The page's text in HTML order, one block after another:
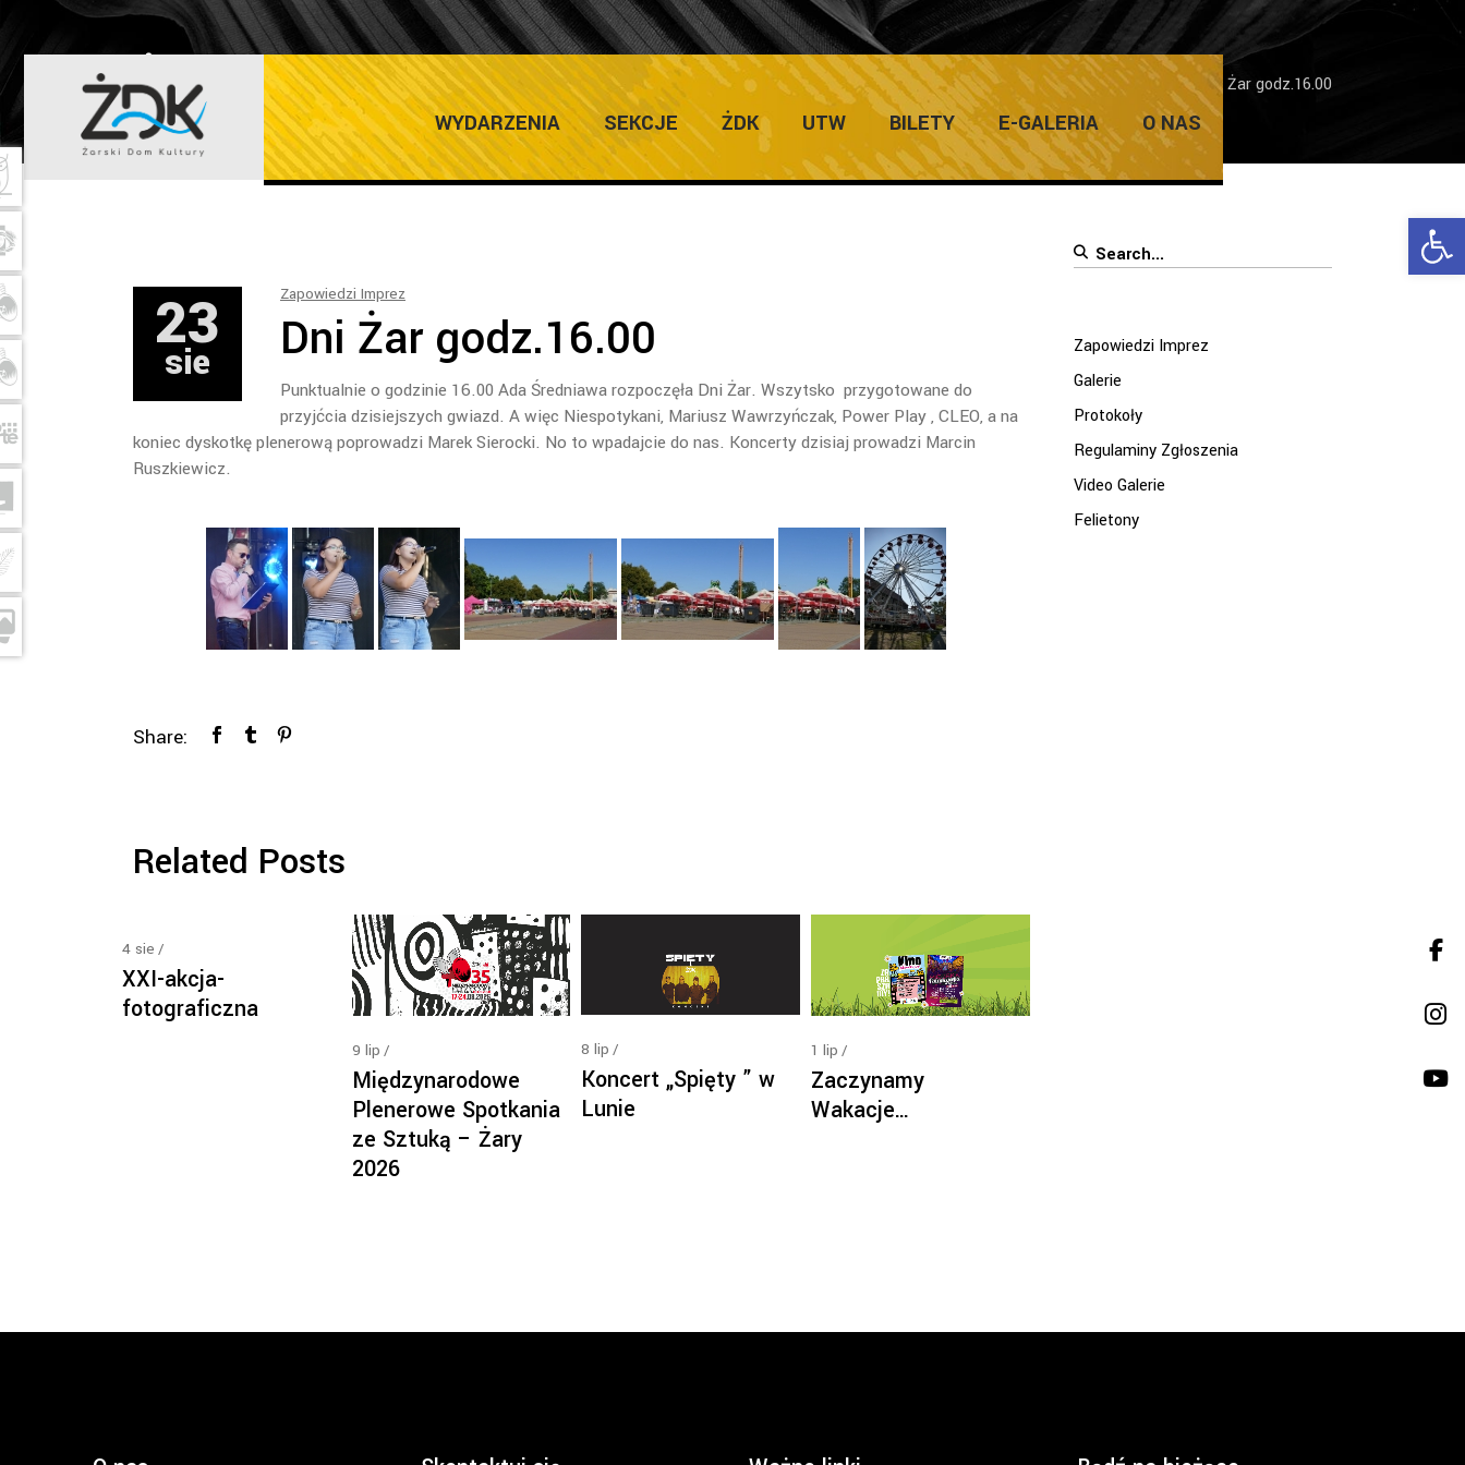
WYDARZENIA SEKCJE ŻDK UTW BILETY E-GALERIA O NAS
ŻARSKI DOM KULTURY Home / Zapowiedzi Imprez / Dni Żar godz.16.00
23
sie
Zapowiedzi Imprez
Dni Żar godz.16.00
Punktualnie o godzinie 16.00 Ada Średniawa rozpoczęła Dni Żar. Wszytsko przygotowane do
przyjćcia dzisiejszych gwiazd. A więc Niespotykani, Mariusz Wawrzyńczak, Power Play , CLEO, a na
koniec dyskotkę plenerową poprowadzi Marek Sierocki. No to wpadajcie do nas. Koncerty dzisiaj prowadzi Marcin
Ruszkiewicz.
Share:
Related Posts
4 sie
XXI-akcja-
fotograficzna
9 lip
Międzynarodowe
Plenerowe Spotkania
ze Sztuką – Żary
2026
8 lip
Koncert „Spięty ” w
Lunie
1 lip
Zaczynamy
Wakacje…
Search
Zapowiedzi Imprez
Galerie
Protokoły
Regulaminy Zgłoszenia
Video Galerie
Felietony